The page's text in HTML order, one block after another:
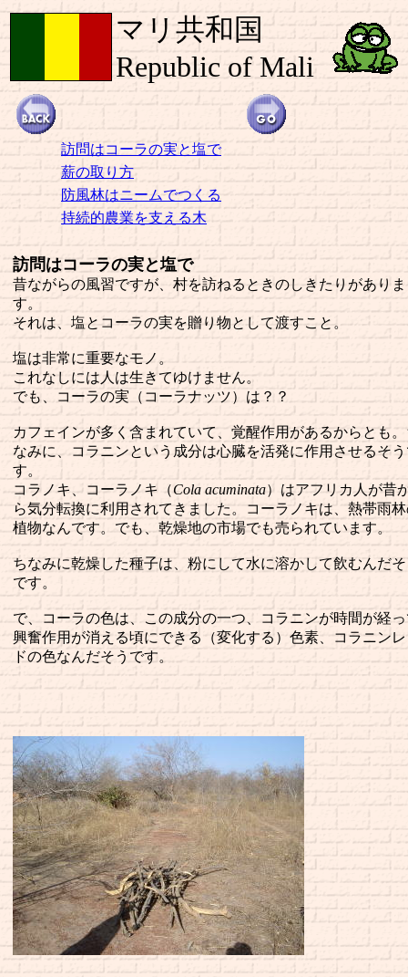
マリ共和国
Republic of Mali
訪問はコーラの実と塩で
薪の取り方
防風林はニームでつくる
持続的農業を支える木
訪問はコーラの実と塩で
昔ながらの風習ですが、村を訪ねるときのしきたりがありま
す。
それは、塩とコーラの実を贈り物として渡すこと。
塩は非常に重要なモノ。
これなしには人は生きてゆけません。
でも、コーラの実（コーラナッツ）は？？
カフェインが多く含まれていて、覚醒作用があるからとも
なみに、コラニンという成分は心臓を活発に作用させるそ
す。
コラノキ、コーラノキ（Cola acuminata）はアフリカ人が昔
ら気分転換に利用されてきました。コーラノキは、熱帯雨
植物なんです。でも、乾燥地の市場でも売られています。
ちなみに乾燥した種子は、粉にして水に溶かして飲むんだ
です。
で、コーラの色は、この成分の一つ、コラニンが時間が経
興奮作用が消える頃にできる（変化する）色素、コラニン
ドの色なんだそうです。